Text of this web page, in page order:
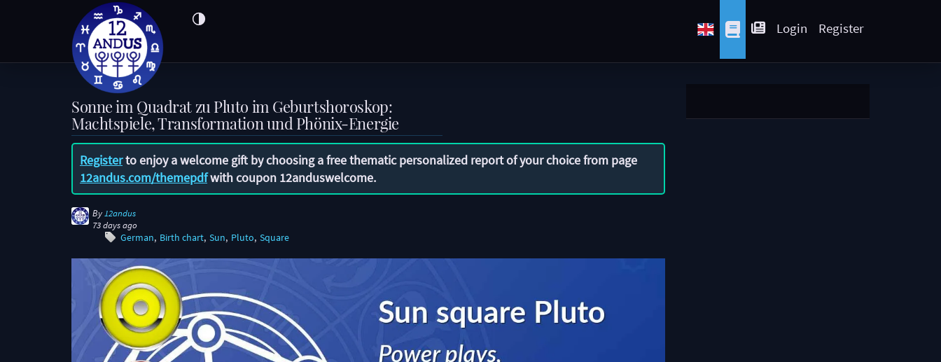
Login Register
Sonne im Quadrat zu Pluto im Geburtshoroskop:
Machtspiele, Transformation und Phönix-Energie
Registerto enjoy a welcome gift by choosing a free thematic personalized report of your choice from page
12andus.com/themepdfwith coupon 12anduswelcome.
By 12andus
73 days ago
German Birth chart Sun Pluto Square